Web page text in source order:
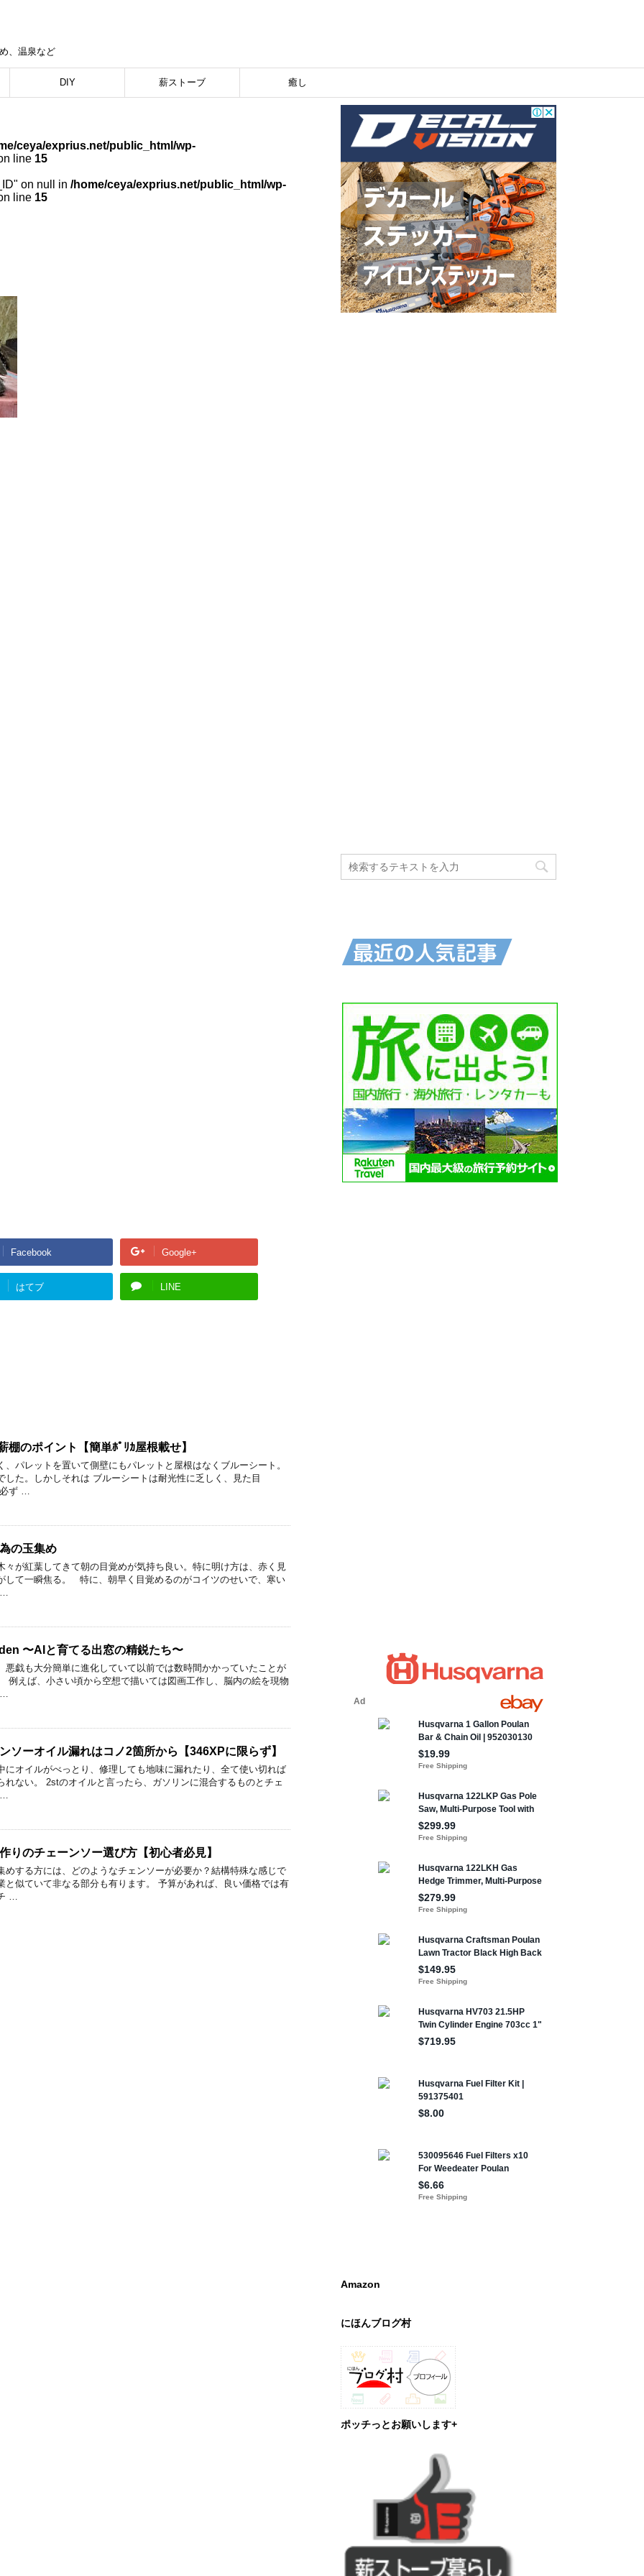
、温泉など
DIY 薪ストーブ 癒し
ceya/exprius.net/public_html/wp-
line 15
on null in /home/ceya/exprius.net/public_html/wp-
line 15
Facebook Google+
はてブ LINE
棚のポイント【簡単ﾎﾟﾘｶ屋根載せ】
パレットを置いて側壁にもパレットと屋根はなくブルーシート。
した。しかしそれは ブルーシートは耐光性に乏しく、見た目
必ず …
の玉集め
々が紅葉してきて朝の目覚めが気持ち良い。特に明け方は、赤く見
して一瞬焦る。 特に、朝早く目覚めるのがコイツのせいで、寒い
…
〜AIと育てる出窓の精鋭たち〜
悪戯も大分簡単に進化していて以前では数時間かかっていたことが
例えば、小さい頃から空想で描いては図画工作し、脳内の絵を現物
…
ソーオイル漏れはコノ2箇所から【346XPに限らず】
にオイルがべっとり、修理しても地味に漏れたり、全て使い切れば
れない。 2stのオイルと言ったら、ガソリンに混合するものとチェ
…
りのチェーンソー選び方【初心者必見】
めする方には、どのようなチェンソーが必要か？結構特殊な感じで
と似ていて非なる部分も有ります。 予算があれば、良い価格では有
…
Amazon
にほんブログ村
ポッチっとお願いします+